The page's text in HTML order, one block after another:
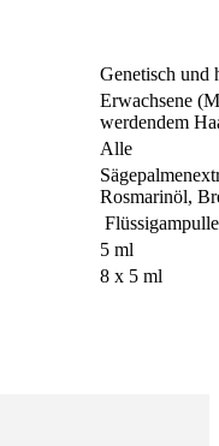
Genetisch und
Erwachsene
werdendem
‎Alle
Rosmarinöl,
‎ Flüssigampulle
5 ml
8 x 5 ml